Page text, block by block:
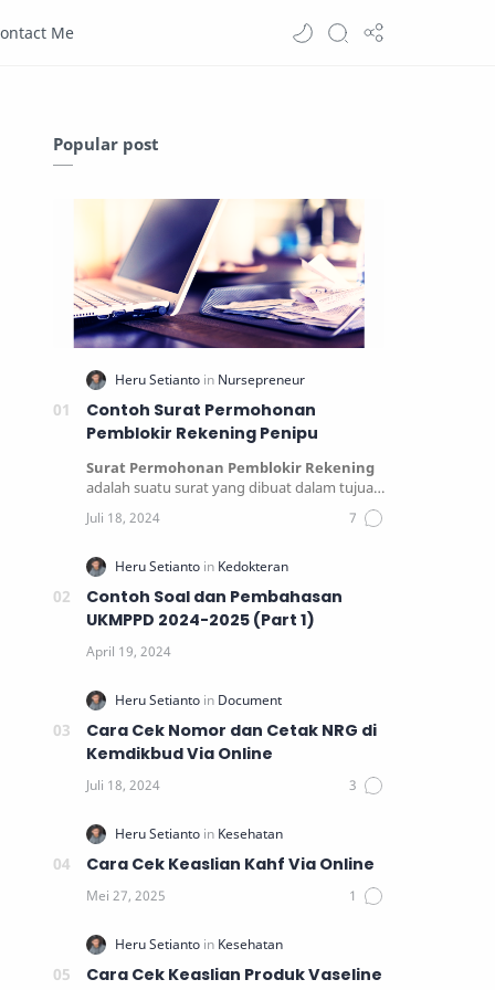
Me
Popular post
Contoh Surat Permohonan
Pemblokir Rekening Penipu
Surat Permohonan Pemblokir Rekening
adalah suatu surat yang dibuat dalam tujuan
Contoh Soal dan Pembahasan
UKMPPD 2024-2025 (Part 1)
Cara Cek Nomor dan Cetak NRG di
Kemdikbud Via Online
Cara Cek Keaslian Kahf Via Online
Cara Cek Keaslian Produk Vaseline